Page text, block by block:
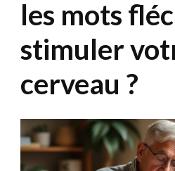
les mots
stimuler
cerveau ?